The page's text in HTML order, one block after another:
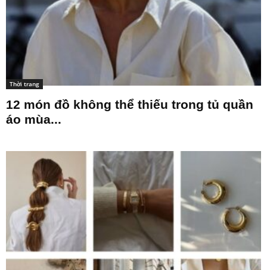
Thời trang
12 món đồ không thể thiếu trong tủ quần
áo mùa...